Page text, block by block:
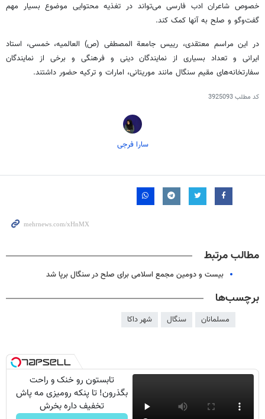
خصوص شاعران ادب فارسی می‌تواند در تغذیه محتوایی موضوع بسیار مهم
گفت‌وگو و صلح به آنها کمک کند.
در این مراسم معتقدی، رییس جامعة المصطفی (ص) العالمیه، خمسی، استاد
ایرانی و تعداد بسیاری از نمایندگان دینی و فرهنگی و برخی از نمایندگان
سفارتخانه‌های مقیم سنگال مانند موریتانی، امارات و ترکیه حضور داشتند.
کد مطلب3925093
سارا فرجی
مطالب مرتبط
بیست و دومین مجمع اسلامی برای صلح در سنگال برپا شد
برچسب‌ها
مسلمانان سنگال شهر داکا
تابستون رو خنک و راحت
بگذرون! تا پنکه رومیزی مه پاش
تخفیف داره بخرش